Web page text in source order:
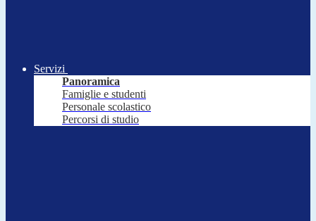
Servizi
Panoramica
Famiglie e studenti
Personale scolastico
Percorsi di studio